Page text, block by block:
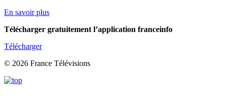
En savoir plus
Télécharger gratuitement l’application franceinfo
Télécharger
© 2026 France Télévisions